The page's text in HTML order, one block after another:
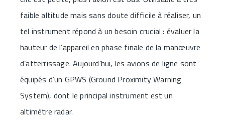
faible altitude mais sans doute difficile à réaliser, un
tel instrument répond à un besoin crucial : évaluer la
hauteur de l’appareil en phase finale de la manœuvre
d’atterrissage. Aujourd’hui, les avions de ligne sont
équipés d’un GPWS (Ground Proximity Warning
System), dont le principal instrument est un
altimètre radar.